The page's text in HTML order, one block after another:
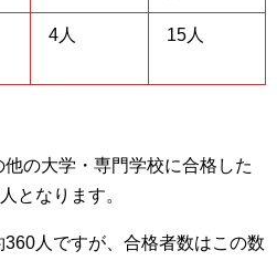
4人 15人
の大学・専門学校に合格した
となります。
人ですが、合格者数はこの数